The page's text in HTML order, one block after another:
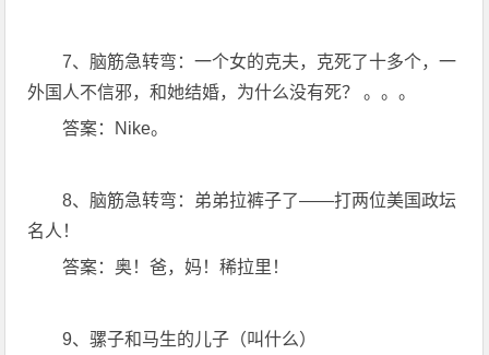
7、脑筋急转弯：一个女的克夫，克死了十多个，一
外国人不信邪，和她结婚，为什么没有死？ 。。。
答案：Nike。
8、脑筋急转弯：弟弟拉裤子了——打两位美国政坛
名人！
答案：奥！爸，妈！稀拉里！
9、骡子和马生的儿子（叫什么）